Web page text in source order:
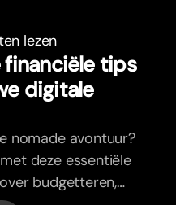
lezen
financiële tips
digitale
nomade avontuur?
deze essentiële
budgetteren,